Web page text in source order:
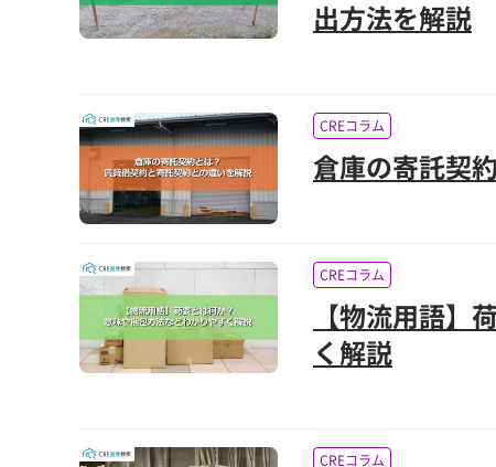
出方法を解説
CREコラム
倉庫の寄託契
CREコラム
【物流用語】
く解説
CREコラム